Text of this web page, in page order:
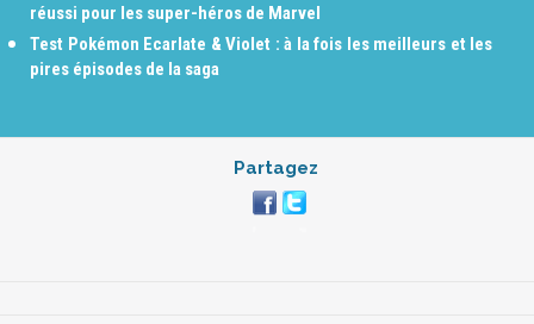
réussi pour les super-héros de Marvel
Test Pokémon Ecarlate & Violet : à la fois les meilleurs et les
pires épisodes de la saga
Partagez